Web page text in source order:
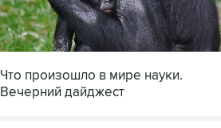
Что произошло в мире науки.
Вечерний дайджест